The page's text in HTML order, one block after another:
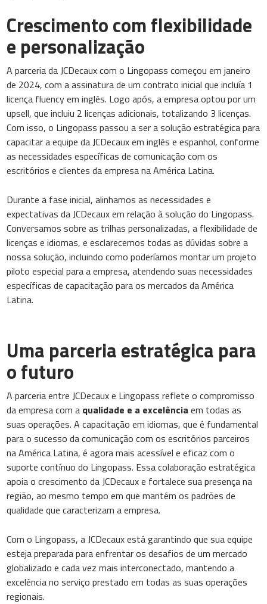
Crescimento com flexibilidade
e personalização
A parceria da JCDecaux com o Lingopass começou em janeiro
de 2024, com a assinatura de um contrato inicial que incluía 1
licença fluency em inglês. Logo após, a empresa optou por um
upsell, que incluiu 2 licenças adicionais, totalizando 3 licenças.
Com isso, o Lingopass passou a ser a solução estratégica para
capacitar a equipe da JCDecaux em inglês e espanhol, conforme
as necessidades específicas de comunicação com os
escritórios e clientes da empresa na América Latina.
Durante a fase inicial, alinhamos as necessidades e
expectativas da JCDecaux em relação à solução do Lingopass.
Conversamos sobre as trilhas personalizadas, a flexibilidade de
licenças e idiomas, e esclarecemos todas as dúvidas sobre a
nossa solução, incluindo como poderíamos montar um projeto
piloto especial para a empresa, atendendo suas necessidades
específicas de capacitação para os mercados da América
Latina.
Uma parceria estratégica para
o futuro
A parceria entre JCDecaux e Lingopass reflete o compromisso
da empresa com a qualidade e a excelência em todas as
suas operações. A capacitação em idiomas, que é fundamental
para o sucesso da comunicação com os escritórios parceiros
na América Latina, é agora mais acessível e eficaz com o
suporte contínuo do Lingopass. Essa colaboração estratégica
apoia o crescimento da JCDecaux e fortalece sua presença na
região, ao mesmo tempo em que mantém os padrões de
qualidade que caracterizam a empresa.
Com o Lingopass, a JCDecaux está garantindo que sua equipe
esteja preparada para enfrentar os desafios de um mercado
globalizado e cada vez mais interconectado, mantendo a
excelência no serviço prestado em todas as suas operações
regionais.